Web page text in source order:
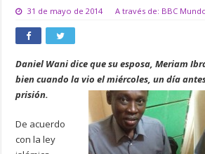
31 de mayo de 2014 A través de: BBC
Daniel Wani dice que su esposa, Meriam
bien cuando la vio el miércoles, un día
prisión.
De acuerdo
con la ley